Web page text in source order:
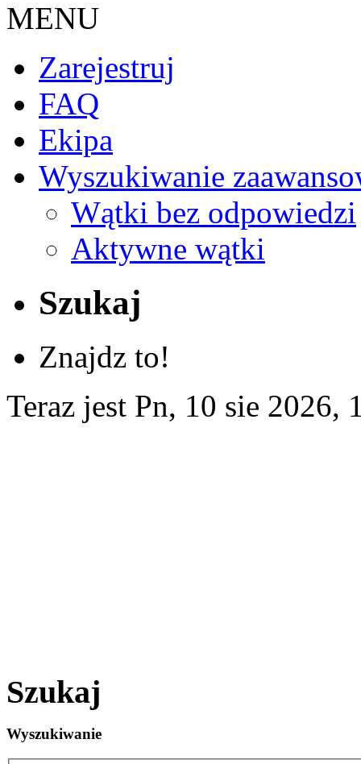
MENU
Zarejestruj
FAQ
Ekipa
Wyszukiwanie
Wątki bez odpowiedzi
Aktywne wątki
Szukaj
Znajdz to!
Teraz jest Pn, 10 sie 2026,
Szukaj
Wyszukiwanie